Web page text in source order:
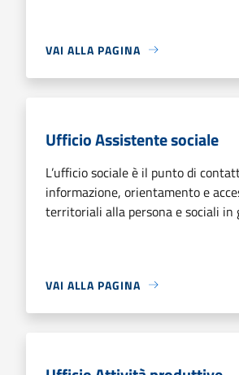
VAI ALLA PAGINA
Ufficio Assistente sociale
L’ufficio sociale è il punto di
informazione, orientamento e
territoriali alla persona e sociali in
VAI ALLA PAGINA